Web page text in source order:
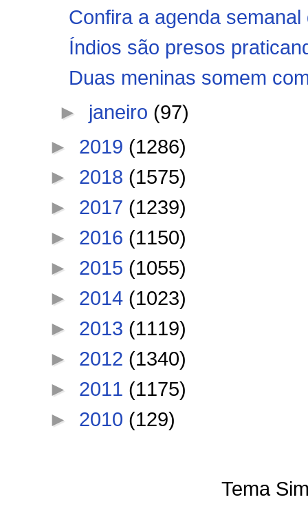
Confira a agenda
Índios são presos
Duas meninas somem
► janeiro (97)
► 2019 (1286)
► 2018 (1575)
► 2017 (1239)
► 2016 (1150)
► 2015 (1055)
► 2014 (1023)
► 2013 (1119)
► 2012 (1340)
► 2011 (1175)
► 2010 (129)
Tema